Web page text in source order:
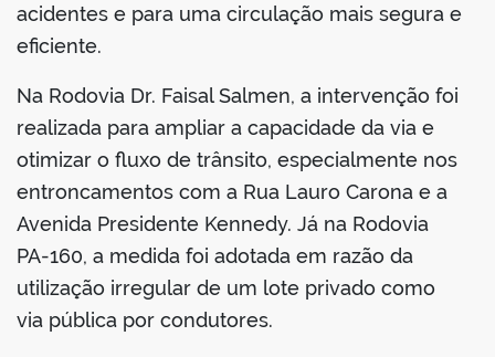
acidentes e para uma circulação mais segura e
eficiente.
Na Rodovia Dr. Faisal Salmen, a intervenção foi
realizada para ampliar a capacidade da via e
otimizar o fluxo de trânsito, especialmente nos
entroncamentos com a Rua Lauro Carona e a
Avenida Presidente Kennedy. Já na Rodovia
PA-160, a medida foi adotada em razão da
utilização irregular de um lote privado como
via pública por condutores.